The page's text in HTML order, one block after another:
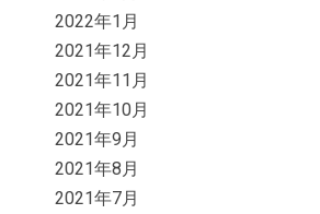
2022年1月
2021年12月
2021年11月
2021年10月
2021年9月
2021年8月
2021年7月